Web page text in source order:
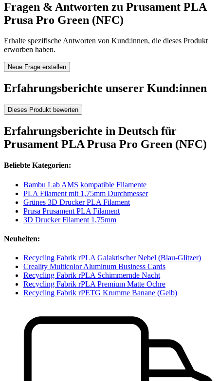
Fragen & Antworten zu Prusament PLA
Prusa Pro Green (NFC)
Erhalte spezifische Antworten von Kund:innen, die dieses Produkt
erworben haben.
Neue Frage erstellen
Erfahrungsberichte unserer Kund:innen
Dieses Produkt bewerten
Erfahrungsberichte in Deutsch für
Prusament PLA Prusa Pro Green (NFC)
Beliebte Kategorien:
Bambu Lab AMS kompatible Filamente
PLA Filament mit 1,75mm Durchmesser
Grünes 3D Drucker PLA Filament
Prusa Prusament PLA Filament
3D Drucker Filament 1,75mm
Neuheiten:
Recycling Fabrik rPLA Galaktischer Nebel (Blau-Glitzer)
Creality Multicolor Aluminum Business Cards
Recycling Fabrik rPLA Schimmernde Nacht
Recycling Fabrik rPLA Premium Matte Ochre
Recycling Fabrik rPETG Krumme Banane (Gelb)